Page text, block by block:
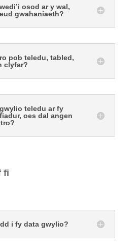
osod ar y wal,
gwahaniaeth?
pob teledu, tabled,
clyfar?
teledu ar fy
oes dal angen
fi
i fy data gwylio?